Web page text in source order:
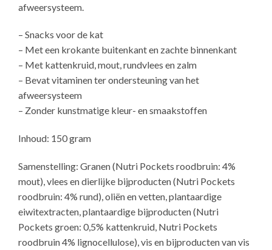
afweersysteem.
– Snacks voor de kat
– Met een krokante buitenkant en zachte binnenkant
– Met kattenkruid, mout, rundvlees en zalm
– Bevat vitaminen ter ondersteuning van het
afweersysteem
– Zonder kunstmatige kleur- en smaakstoffen
Inhoud: 150 gram
Samenstelling: Granen (Nutri Pockets roodbruin: 4%
mout), vlees en dierlijke bijproducten (Nutri Pockets
roodbruin: 4% rund), oliën en vetten, plantaardige
eiwitextracten, plantaardige bijproducten (Nutri
Pockets groen: 0,5% kattenkruid, Nutri Pockets
roodbruin 4% lignocellulose), vis en bijproducten van vis